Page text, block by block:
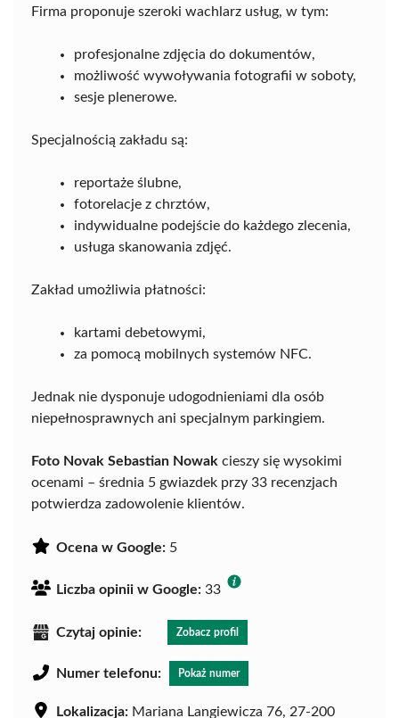
Firma proponuje szeroki wachlarz usług, w tym:
profesjonalne zdjęcia do dokumentów,
możliwość wywoływania fotografii w soboty,
sesje plenerowe.
Specjalnością zakładu są:
reportaże ślubne,
fotorelacje z chrztów,
indywidualne podejście do każdego zlecenia,
usługa skanowania zdjęć.
Zakład umożliwia płatności:
kartami debetowymi,
za pomocą mobilnych systemów NFC.
Jednak nie dysponuje udogodnieniami dla osób
niepełnosprawnych ani specjalnym parkingiem.
Foto Novak Sebastian Nowak cieszy się wysokimi
ocenami – średnia 5 gwiazdek przy 33 recenzjach
potwierdza zadowolenie klientów.
Ocena w Google: 5
Liczba opinii w Google: 33
Czytaj opinie: Zobacz profil
Numer telefonu: Pokaż numer
Lokalizacja: Mariana Langiewicza 76, 27-200